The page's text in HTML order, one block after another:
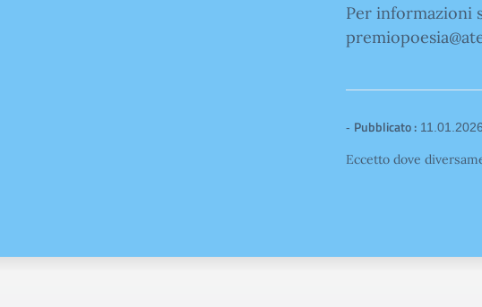
Per informazioni
- Pubblicato : 11.01.2026
Eccetto dove